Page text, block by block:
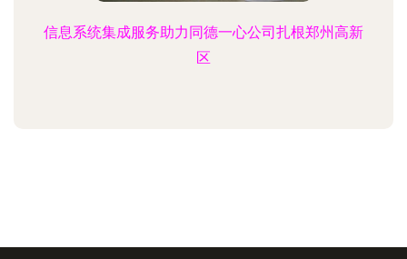
信息系统集成服务助力同德一心公司扎根郑州高新
区